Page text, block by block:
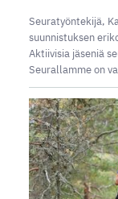
Seuratyöntekijä,
suunnistuksen
Aktiivisia jäseniä
Seurallamme on